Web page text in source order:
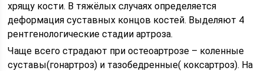
хрящу кости. В тяжёлых случаях определяется
деформация суставных концов костей. Выделяют 4
рентгенологические стадии артроза.
Чаще всего страдают при остеоартрозе – коленные
суставы(гонартроз) и тазобедренные( коксартроз). На